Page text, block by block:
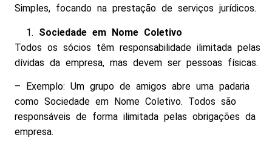
Simples, focando na prestação de serviços jurídicos.
Sociedade em Nome Coletivo
Todos os sócios têm responsabilidade ilimitada pelas
dívidas da empresa, mas devem ser pessoas físicas.
– Exemplo: Um grupo de amigos abre uma padaria
como Sociedade em Nome Coletivo. Todos são
responsáveis de forma ilimitada pelas obrigações da
empresa.